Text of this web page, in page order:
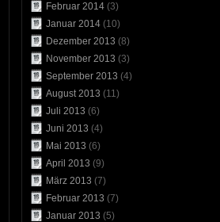
Februar 2014 (3)
Januar 2014 (10)
Dezember 2013 (8)
November 2013 (3)
September 2013 (4)
August 2013 (11)
Juli 2013 (6)
Juni 2013 (4)
Mai 2013 (6)
April 2013 (9)
März 2013 (7)
Februar 2013 (7)
Januar 2013 (5)